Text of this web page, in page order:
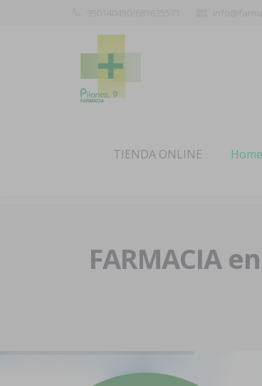
TIENDA ONLINE Home
FARMACIA